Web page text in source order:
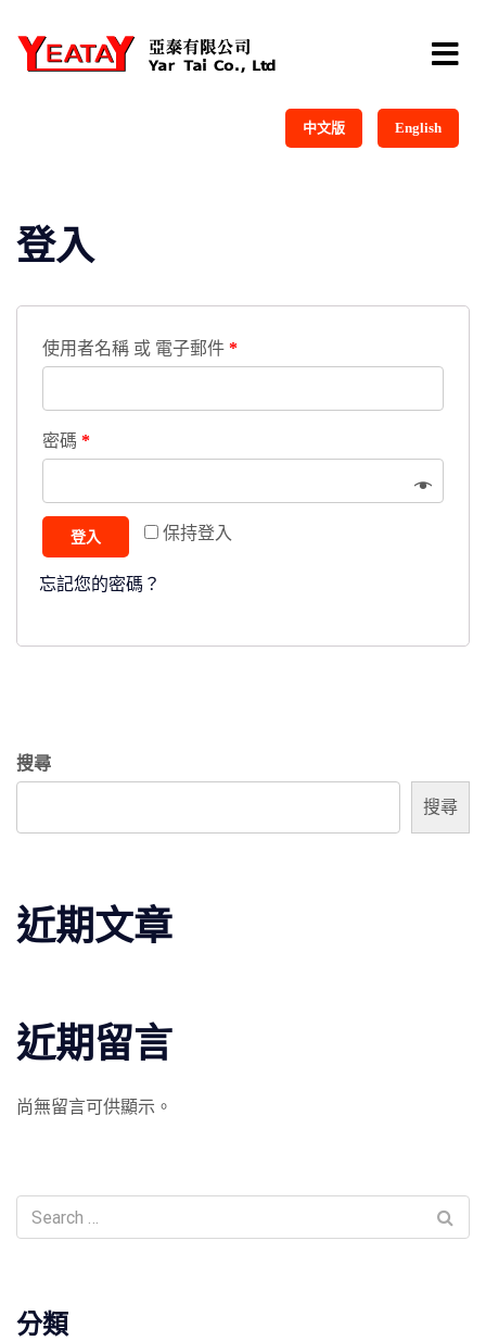
中文版 English
登入
使用者名稱 或 電子郵件 *
密碼 *
保持登入
登入
忘記您的密碼？
搜尋
搜尋
近期文章
近期留言
尚無留言可供顯示。
分類